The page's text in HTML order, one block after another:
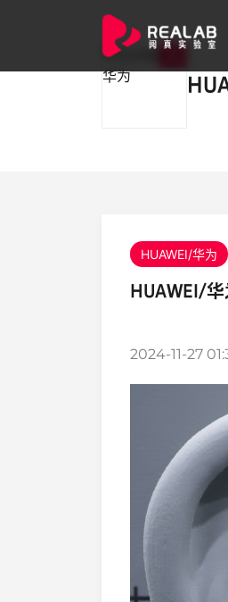
HUAWEI/华为
HUAWEI/
2024-11-27